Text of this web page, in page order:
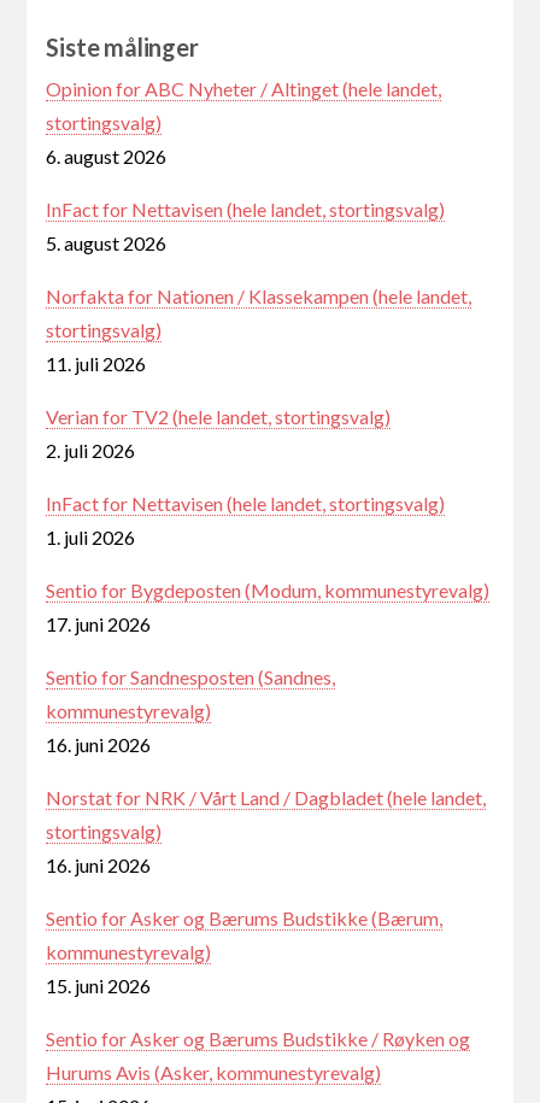
Siste målinger
Opinion for ABC Nyheter / Altinget (hele landet,
stortingsvalg)
6. august 2026
InFact for Nettavisen (hele landet, stortingsvalg)
5. august 2026
Norfakta for Nationen / Klassekampen (hele landet,
stortingsvalg)
11. juli 2026
Verian for TV2 (hele landet, stortingsvalg)
2. juli 2026
InFact for Nettavisen (hele landet, stortingsvalg)
1. juli 2026
Sentio for Bygdeposten (Modum, kommunestyrevalg)
17. juni 2026
Sentio for Sandnesposten (Sandnes,
kommunestyrevalg)
16. juni 2026
Norstat for NRK / Vårt Land / Dagbladet (hele landet,
stortingsvalg)
16. juni 2026
Sentio for Asker og Bærums Budstikke (Bærum,
kommunestyrevalg)
15. juni 2026
Sentio for Asker og Bærums Budstikke / Røyken og
Hurums Avis (Asker, kommunestyrevalg)